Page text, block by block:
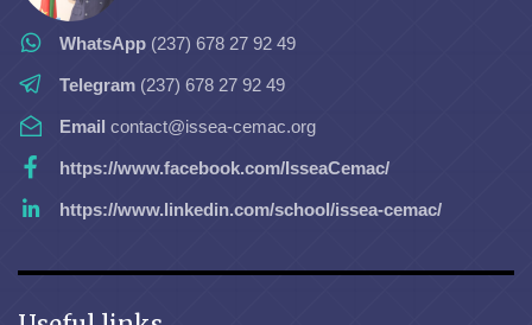
WhatsApp (237) 678 27 92 49
Telegram (237) 678 27 92 49
Email contact@issea-cemac.org
https://www.facebook.com/IsseaCemac/
https://www.linkedin.com/school/issea-cemac/